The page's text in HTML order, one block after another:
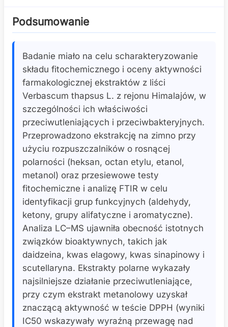
Podsumowanie
Badanie miało na celu scharakteryzowanie
składu fitochemicznego i oceny aktywności
farmakologicznej ekstraktów z liści
Verbascum thapsus L. z rejonu Himalajów, w
szczególności ich właściwości
przeciwutleniających i przeciwbakteryjnych.
Przeprowadzono ekstrakcję na zimno przy
użyciu rozpuszczalników o rosnącej
polarności (heksan, octan etylu, etanol,
metanol) oraz przesiewowe testy
fitochemiczne i analizę FTIR w celu
identyfikacji grup funkcyjnych (aldehydy,
ketony, grupy alifatyczne i aromatyczne).
Analiza LC–MS ujawniła obecność istotnych
związków bioaktywnych, takich jak
daidzeina, kwas elagowy, kwas sinapinowy i
scutellaryna. Ekstrakty polarne wykazały
najsilniejsze działanie przeciwutleniające,
przy czym ekstrakt metanolowy uzyskał
znaczącą aktywność w teście DPPH (wyniki
IC50 wskazywały wyraźną przewagę nad